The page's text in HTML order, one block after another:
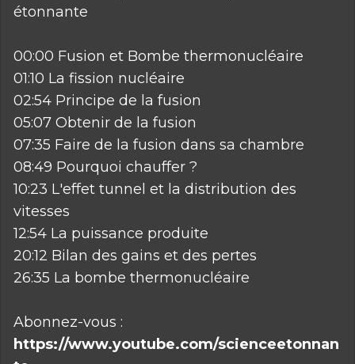
étonnante
00:00 Fusion et Bombe thermonucléaire
01:10 La fission nucléaire
02:54 Principe de la fusion
05:07 Obtenir de la fusion
07:35 Faire de la fusion dans sa chambre
08:49 Pourquoi chauffer ?
10:23 L'effet tunnel et la distribution des
vitesses
12:54 La puissance produite
20:12 Bilan des gains et des pertes
26:35 La bombe thermonucléaire
Abonnez-vous :
https://www.youtube.com/scienceetonnan